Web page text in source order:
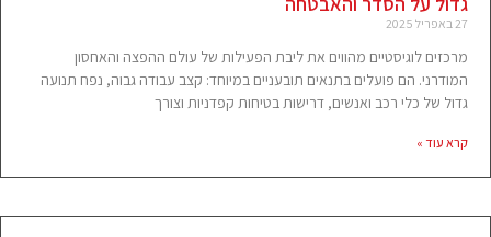
27 באפריל 2025
מרכזים לוגיסטיים מהווים את ליבת הפעילות של עולם ההפצה והאחסון
המודרני. הם פועלים בתנאים תובעניים במיוחד: קצב עבודה גבוה, נפח תנועה
גדול של כלי רכב ואנשים, דרישות בטיחות קפדניות וצורך
קרא עוד »